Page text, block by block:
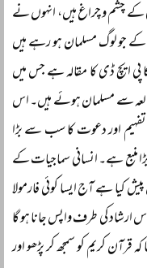
کے چشم و چراغ ہیں، انہوں نے
کے جو لوگ مسلمان ہو رہے ہیں
ایچ ڈی کا مقالہ ہے جس میں
سے مسلمان ہوئے ہیں۔ اس
اور دعوت کا سب سے بڑا
ہے۔ انسانی سماجیات کے
کیا ہے آج ایسا کوئی فارمولا
ارشاد کی طرف واپس جانا ہو گا
قرآن کریم کو سمجھ کر پڑھو اور